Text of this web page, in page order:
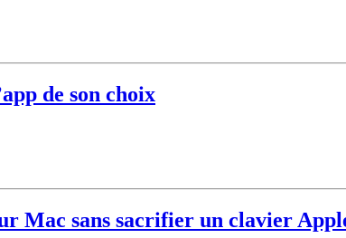
de son choix
Mac sans sacrifier un clavier